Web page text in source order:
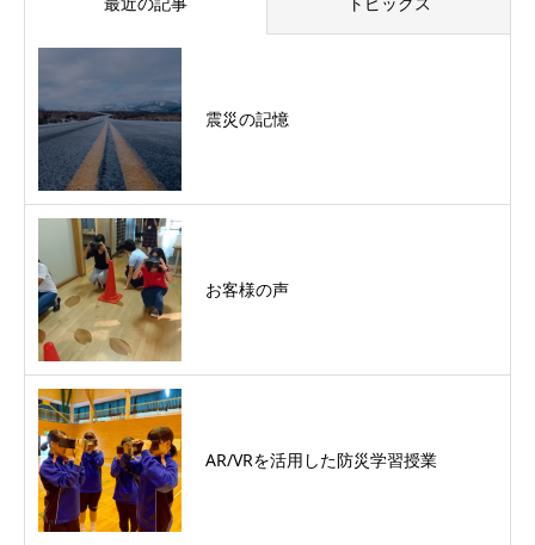
震災の記憶
お客様の声
AR/VRを活用した防災学習授業